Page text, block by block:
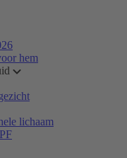
hem
lichaam